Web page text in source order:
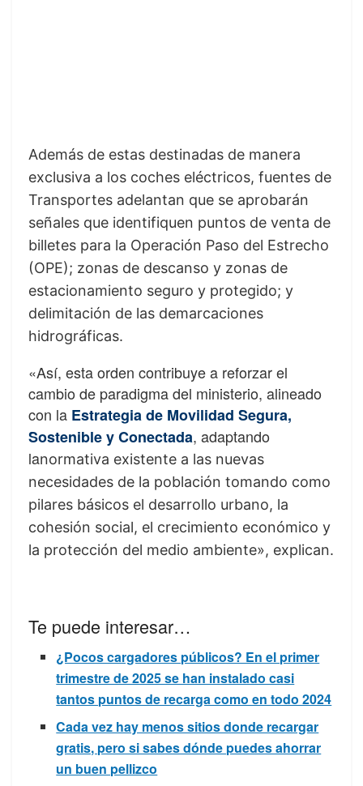
Además de estas destinadas de manera
exclusiva a los coches eléctricos, fuentes de
Transportes adelantan que se aprobarán
señales que identifiquen puntos de venta de
billetes para la Operación Paso del Estrecho
(OPE); zonas de descanso y zonas de
estacionamiento seguro y protegido; y
delimitación de las demarcaciones
hidrográficas.
«Así, esta orden contribuye a reforzar el
cambio de paradigma del ministerio, alineado
con la Estrategia de Movilidad Segura,
Sostenible y Conectada, adaptando
lanormativa existente a las nuevas
necesidades de la población tomando como
pilares básicos el desarrollo urbano, la
cohesión social, el crecimiento económico y
la protección del medio ambiente», explican.
Te puede interesar…
¿Pocos cargadores públicos? En el primer
trimestre de 2025 se han instalado casi
tantos puntos de recarga como en todo 2024
Cada vez hay menos sitios donde recargar
gratis, pero si sabes dónde puedes ahorrar
un buen pellizco